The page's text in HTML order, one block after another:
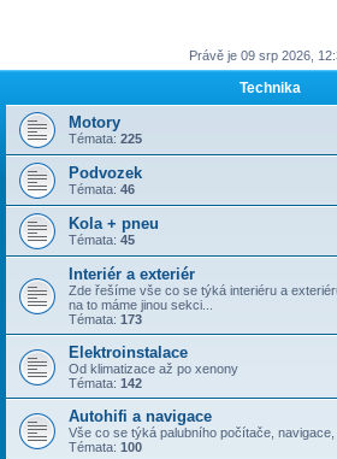
Právě je 09 srp 2026,
Technika
Motory
Témata: 225
Podvozek
Témata: 46
Kola + pneu
Témata: 45
Interiér a exteriér
Zde řešíme vše co se týká interiéru a
na to máme jinou sekci...
Témata: 173
Elektroinstalace
Od klimatizace až po xenony
Témata: 142
Autohifi a navigace
Vše co se týká palubního počítače, navigace,
Témata: 100